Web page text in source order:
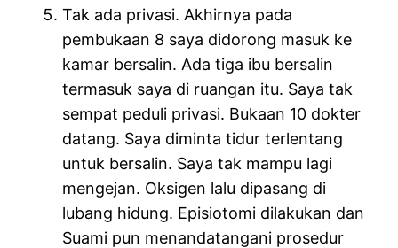
Tak ada privasi. Akhirnya pada
pembukaan 8 saya didorong masuk ke
kamar bersalin. Ada tiga ibu bersalin
termasuk saya di ruangan itu. Saya tak
sempat peduli privasi. Bukaan 10 dokter
datang. Saya diminta tidur terlentang
untuk bersalin. Saya tak mampu lagi
mengejan. Oksigen lalu dipasang di
lubang hidung. Episiotomi dilakukan dan
Suami pun menandatangani prosedur